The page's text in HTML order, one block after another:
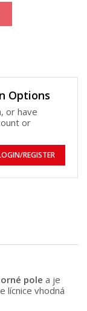
Options
or have
or
REGISTER
pole a je
lícnice vhodná